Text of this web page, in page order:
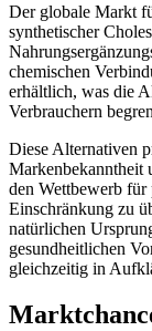
Der globale Markt
synthetischer
chemischen
erhältlich, was die
Verbrauchern
Diese Alternativen
Markenbekanntheit
den Wettbewerb
Einschränkung zu
natürlichen
gesundheitlichen
gleichzeitig in